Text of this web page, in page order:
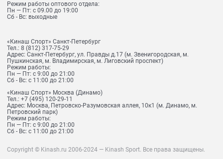
Режим работы оптового отдела:
Пн — Пт: с 09.00 до 19:00
Сб - Вс: выходные
«Кинаш Спорт» Санкт-Петербург
Тел.: 8 (812) 317-75-29
Адрес: Санкт-Петербург, ул. Правды д.17 (м. Звенигородская, м.
Пушкинская, м. Владимирская, м. Лиговский проспект)
Режим работы:
Пн — Пт: с 9:00 до 21:00
Сб - Вс: с 11:00 до 21:00
«Кинаш Спорт» Москва (Динамо)
Тел.: +7 (495) 120-29-11
Адрес: Москва, Петровско-Разумовская аллея, 10к1 (м. Динамо, м.
Петровский парк)
Режим работы:
Пн — Пт: с 9:00 до 21:00
Сб - Вс: с 11:00 до 21:00
Copyright © Kinash.ru 2006-2024 — Kinash Sport. Все права защищены.